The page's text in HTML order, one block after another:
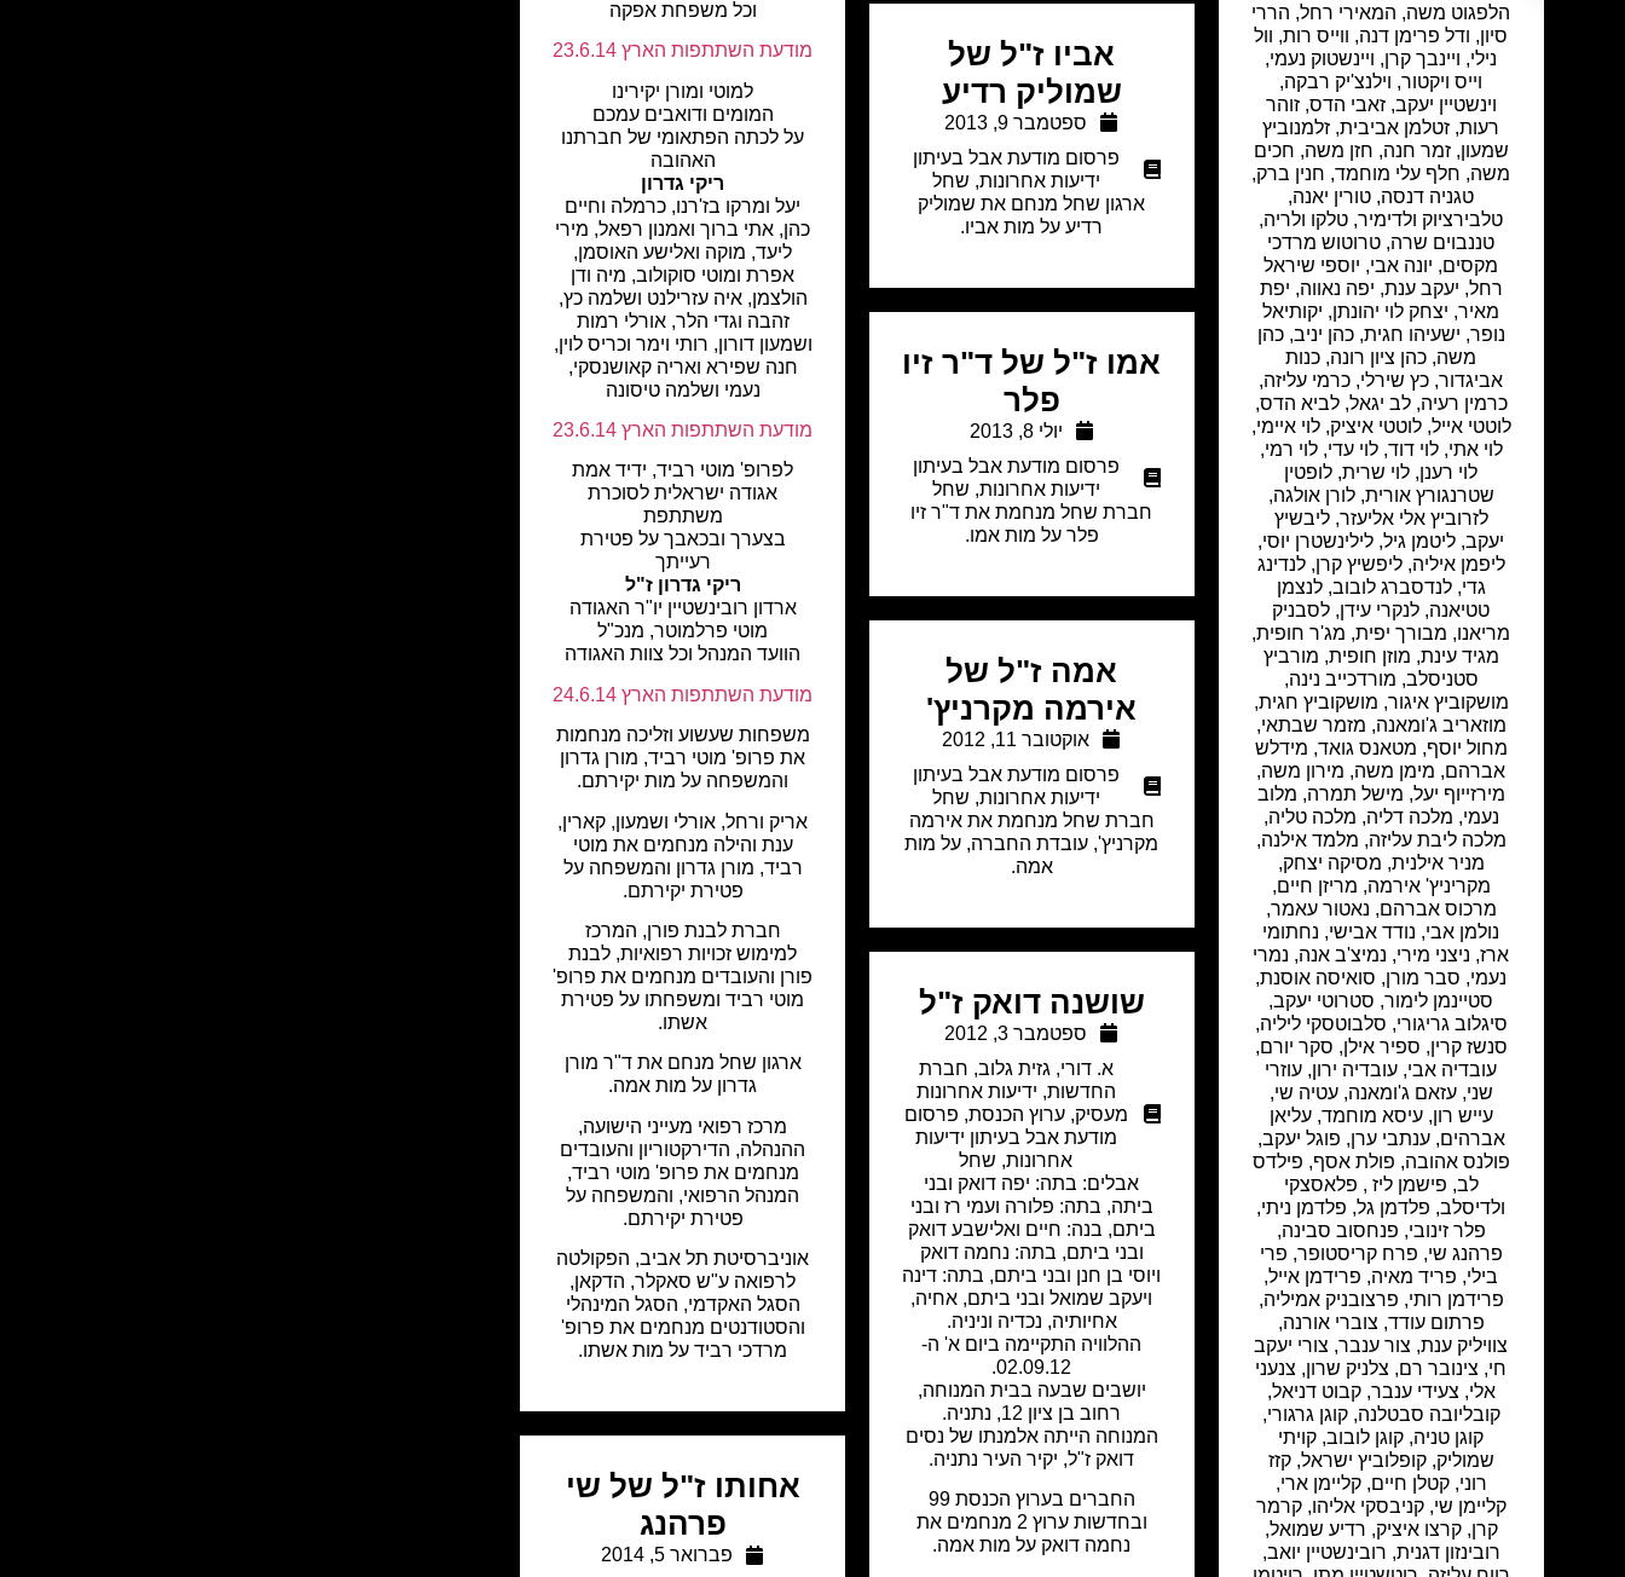
הלפגוט משה, המאירי רחל, הררי
סיון, ודל פרימן דנה, ווייס רות, וול
נילי, ויינבך קרן, ויינשטוק נעמי,
וייס ויקטור, וילנצ'יק רבקה,
וינשטיין יעקב, זאבי הדס, זוהר
רעות, זטלמן אביבית, זלמנוביץ
שמעון, זמר חנה, חזן משה, חכים
משה, חלף עלי מוחמד, חנין ברק,
טגניה דנסה, טורין יאנה,
טלבירציוק ולדימיר, טלקו ולריה,
טננבוים שרה, טרוטוש מרדכי
מקסים, יונה אבי, יוספי שיראל
רחל, יעקב ענת, יפה נאווה, יפת
מאיר, יצחק לוי יהונתן, יקותיאל
נופר, ישעיהו חגית, כהן יניב, כהן
משה, כהן ציון רונה, כנות
אביגדור, כץ שירלי, כרמי עליזה,
כרמין רעיה, לב יגאל, לביא הדס,
לוטטי אייל, לוטטי איציק, לוי איימי,
לוי אתי, לוי דוד, לוי עדי, לוי רמי,
לוי רענן, לוי שרית, לופטין
שטרנגורץ אורית, לורן אולגה,
לזרוביץ אלי אליעזר, ליבשיץ
יעקב, ליטמן גיל, לילינשטרן יוסי,
ליפמן איליה, ליפשיץ קרן, לנדינג
גדי, לנדסברג לובוב, לנצמן
טטיאנה, לנקרי עידן, לסבניק
מריאנו, מבורך יפית, מג'ר חופית,
מגיד עינת, מוזן חופית, מורביץ
סטניסלב, מורדכייב נינה,
מושקוביץ איגור, מושקוביץ חגית,
מוזאריב ג'ומאנה, מזמר שבתאי,
מחול יוסף, מטאנס גואד, מידלש
אברהם, מימן משה, מירון משה,
מירזייוף יעל, מישל תמרה, מלוב
נעמי, מלכה דליה, מלכה טליה,
מלכה ליבת עליזה, מלמד אילנה,
מניר אילנית, מסיקה יצחק,
מקריניץ' אירמה, מריזן חיים,
מרכוס אברהם, נאטור עאמר,
נולמן אבי, נודד אבישי, נחתומי
ארז, ניצני מירי, נמיצ'ב אנה, נמרי
נעמי, סבר מורן, סואיסה אוסנת,
סטיינמן לימור, סטרוטי יעקב,
סיגלוב גריגורי, סלבוטסקי ליליה,
סנשז קרין, ספיר אילן, סקר יורם,
עובדיה אבי, עובדיה ירון, עוזרי
שני, עזאם ג'ומאנה, עטיה שי,
עייש רון, עיסא מוחמד, עליאן
אברהים, ענתבי ערן, פוגל יעקב,
פולנס אהובה, פולת אסף, פילדס
לב, פישמן ליז , פלאסצקי
ולדיסלב, פלדמן גל, פלדמן ניתי,
פלר זינובי, פנחסוב סבינה,
פרהנג שי, פרח קריסטופר, פרי
בילי, פריד מאיה, פרידמן אייל,
פרידמן רותי, פרצובניק אמיליה,
פרתום עודד, צוברי אורנה,
צוויליק ענת, צור ענבר, צורי יעקב
חי, צינובר רם, צלניק שרון, צנעני
אלי, צעידי ענבר, קבוט דניאל,
קובליובה סבטלנה, קוגן גרגורי,
קוגן טניה, קוגן לובוב, קויתי
שמוליק, קופלוביץ ישראל, קזז
רוני, קטלן חיים, קליימן ארי,
קליימן שי, קניבסקי אליהו, קרמר
קרן, קרצו איציק, רדיע שמואל,
רובינזון דגנית, רובינשטיין יואב,
וכל משפחת אפקה
מודעת השתתפות הארץ 23.6.14
למוטי ומורן יקירינו
המומים ודואבים עמכם
על לכתה הפתאומי של חברתנו
האהובה
ריקי גדרון
יעל ומרקו בז'רנו, כרמלה וחיים
כהן, אתי ברוך ואמנון רפאל, מירי
ליעד, מוקה ואלישע האוסמן,
אפרת ומוטי סוקולוב, מיה ודן
הולצמן, איה עזרילנט ושלמה כץ,
זהבה וגדי הלר, אורלי רמות
ושמעון דורון, רותי וימר וכריס לוין,
חנה שפירא ואריה קאושנסקי,
נעמי ושלמה טיסונה
מודעת השתתפות הארץ 23.6.14
לפרופ' מוטי רביד, ידיד אמת
אגודה ישראלית לסוכרת
משתתפת
בצערך ובכאבך על פטירת
רעייתך
ריקי גדרון ז"ל
ארדון רובינשטיין יו"ר האגודה
מוטי פרלמוטר, מנכ"ל
הוועד המנהל וכל צוות האגודה
מודעת השתתפות הארץ 24.6.14
משפחות שעשוע וזליכה מנחמות
את פרופ' מוטי רביד, מורן גדרון
והמשפחה על מות יקירתם.
אריק ורחל, אורלי ושמעון, קארין,
ענת והילה מנחמים את מוטי
רביד, מורן גדרון והמשפחה על
פטירת יקירתם.
חברת לבנת פורן, המרכז
למימוש זכויות רפואיות, לבנת
פורן והעובדים מנחמים את פרופ'
מוטי רביד ומשפחתו על פטירת
אשתו.
ארגון שחל מנחם את ד"ר מורן
גדרון על מות אמה.
מרכז רפואי מעייני הישועה,
ההנהלה, הדירקטוריון והעובדים
מנחמים את פרופ' מוטי רביד,
המנהל הרפואי, והמשפחה על
פטירת יקירתם.
אוניברסיטת תל אביב, הפקולטה
לרפואה ע"ש סאקלר, הדקאן,
הסגל האקדמי, הסגל המינהלי
והסטודנטים מנחמים את פרופ'
מרדכי רביד על מות אשתו.
אחותו ז"ל של שי
פרהנג
פברואר 5, 2014
אביו ז"ל של
שמוליק רדיע
ספטמבר 9, 2013
פרסום מודעת אבל בעיתון
ידיעות אחרונות, שחל
ארגון שחל מנחם את שמוליק
רדיע על מות אביו.
אמו ז"ל של ד"ר זיו
פלר
יולי 8, 2013
פרסום מודעת אבל בעיתון
ידיעות אחרונות, שחל
חברת שחל מנחמת את ד"ר זיו
פלר על מות אמו.
אמה ז"ל של
אירמה מקרניץ'
אוקטובר 11, 2012
פרסום מודעת אבל בעיתון
ידיעות אחרונות, שחל
חברת שחל מנחמת את אירמה
מקרניץ', עובדת החברה, על מות
אמה.
שושנה דואק ז"ל
ספטמבר 3, 2012
א. דורי, גזית גלוב, חברת
החדשות, ידיעות אחרונות
מעסיק,ערוץ הכנסת, פרסום
מודעת אבל בעיתון ידיעות
אחרונות, שחל
אבלים: בתה: יפה דואק ובני
ביתה, בתה: פלורה ועמי רז ובני
ביתם, בנה: חיים ואלישבע דואק
ובני ביתם, בתה: נחמה דואק
ויוסי בן חנן ובני ביתם, בתה: דינה
ויעקב שמואל ובני ביתם, אחיה,
אחיותיה, נכדיה וניניה.
ההלוויה התקיימה ביום א' ה-
02.09.12.
יושבים שבעה בבית המנוחה,
רחוב בן ציון 12, נתניה.
המנוחה הייתה אלמנתו של נסים
דואק ז"ל, יקיר העיר נתניה.
החברים בערוץ הכנסת 99
ובחדשות ערוץ 2 מנחמים את
נחמה דואק על מות אמה.